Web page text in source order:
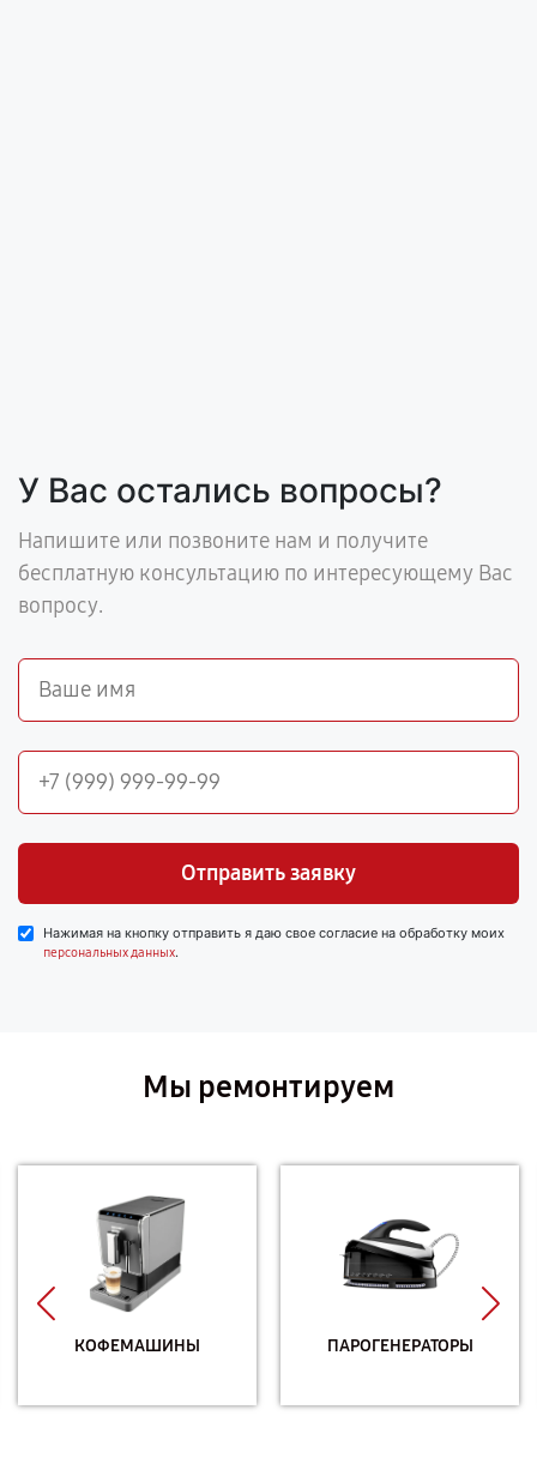
У Вас остались вопросы?
Напишите или позвоните нам и получите
бесплатную консультацию по интересующему Вас
вопросу.
Отправить заявку
Нажимая на кнопку отправить я даю свое согласие на обработку моих
персональных данных.
Мы ремонтируем
КОФЕМАШИНЫ ПАРОГЕНЕРАТОРЫ